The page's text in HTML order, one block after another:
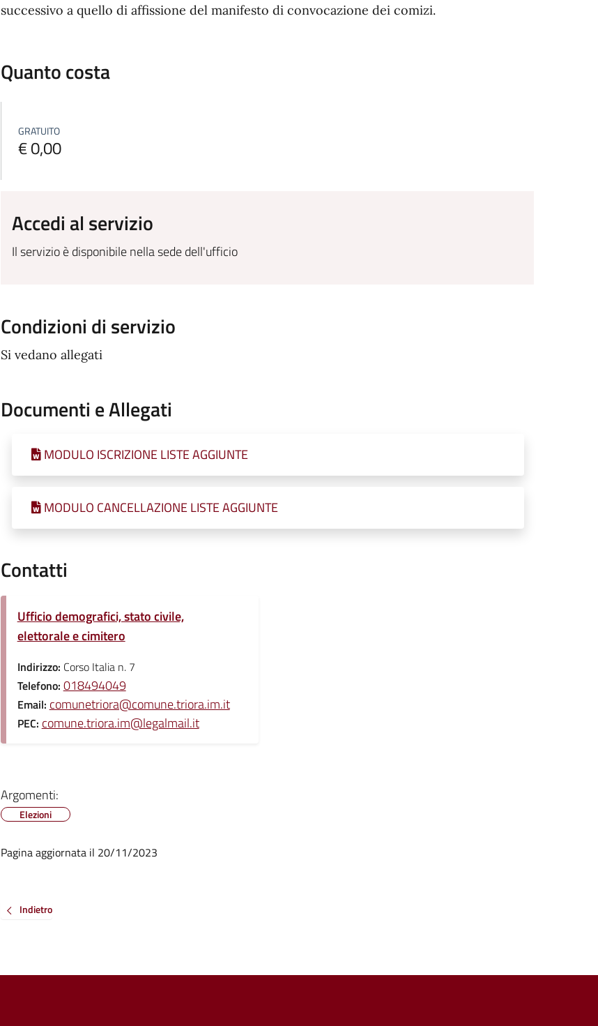
successivo a quello di affissione del manifesto di convocazione dei comizi.
Quanto costa
GRATUITO
€ 0,00
Accedi al servizio
Il servizio è disponibile nella sede dell'ufficio
Condizioni di servizio
Si vedano allegati
Documenti e Allegati
MODULO ISCRIZIONE LISTE AGGIUNTE
MODULO CANCELLAZIONE LISTE AGGIUNTE
Contatti
Ufficio demografici, stato civile,
elettorale e cimitero
Indirizzo: Corso Italia n. 7
Telefono:018494049
Email:comunetriora@comune.triora.im.it
PEC:comune.triora.im@legalmail.it
Argomenti:
Elezioni
Pagina aggiornata il 20/11/2023
Indietro